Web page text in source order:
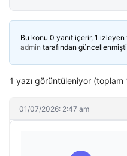
Bu konu 0 yanıt içerir, 1 izleyen
admin tarafından
1 yazı görüntüleniyor (toplam
01/07/2026: 2:47 am